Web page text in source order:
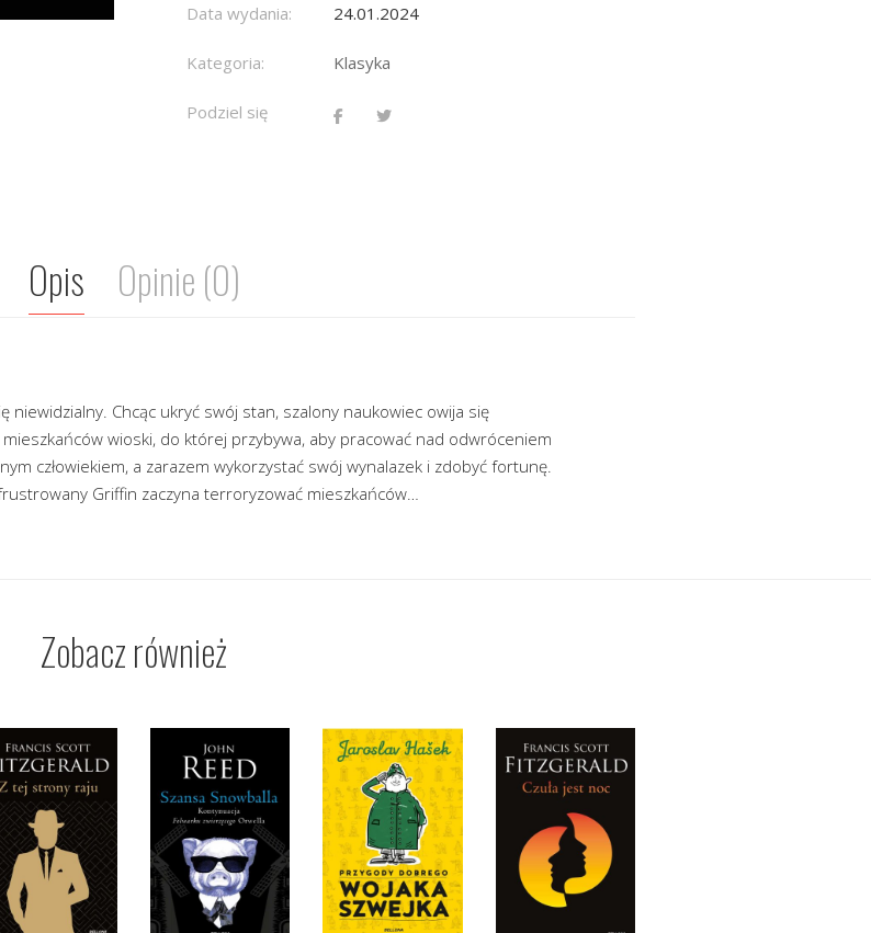
Data wydania: 24.01.2024
Kategoria: Klasyka
Podziel się
Opis Opinie (0)
Chcąc ukryć swój stan, szalony naukowiec owija się
wioski, do której przybywa, aby pracować nad odwróceniem
człowiekiem, a zarazem wykorzystać swój wynalazek i zdobyć fortunę.
Griffin zaczyna terroryzować mieszkańców…
Zobacz również